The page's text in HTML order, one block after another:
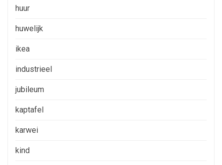
huur
huwelijk
ikea
industrieel
jubileum
kaptafel
karwei
kind